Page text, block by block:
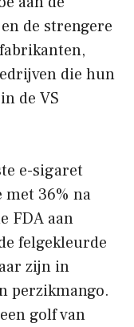
de strengere
die hun
de VS
e-sigaret
met 36% na
FDA aan
felgekleurde
zijn in
perzikmango.
golf van